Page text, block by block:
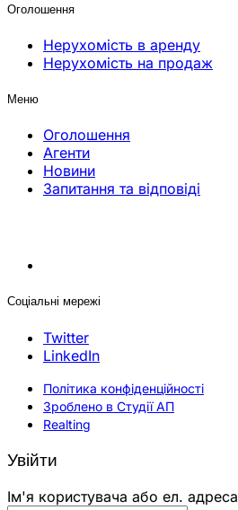
Оголошення
Нерухомість в аренду
Нерухомість на продаж
Меню
Оголошення
Агенти
Новини
Запитання та відповіді
Соціальні мережі
Twitter
LinkedIn
Політика конфіденційності
Зроблено в Студії АП
Realting
Увійти
Ім'я користувача або ел. адреса